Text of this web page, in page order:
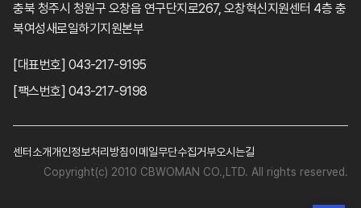
충북 청주시 청원구 오창읍 연구단지로267, 오창혁신지원센터 4층 충
북여성새로일하기지원본부
[대표번호] 043-217-9195
[팩스번호] 043-217-9198
센터소개개인정보처리방침이메일무단수집거부오시는길
Copyright(c) 2010 CBWOMAN CO.,LTD. All rights reserved.